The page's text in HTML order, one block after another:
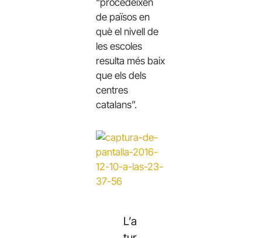
de països en
què el nivell de
les escoles
resulta més baix
que els dels
centres
catalans”.
L’a